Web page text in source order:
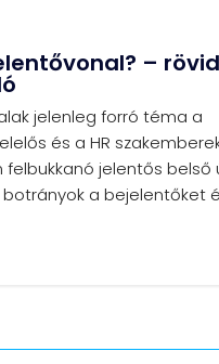
– rövid
jelenleg forró téma a
és a HR
jelentős belső
botrányok a bejelentőket